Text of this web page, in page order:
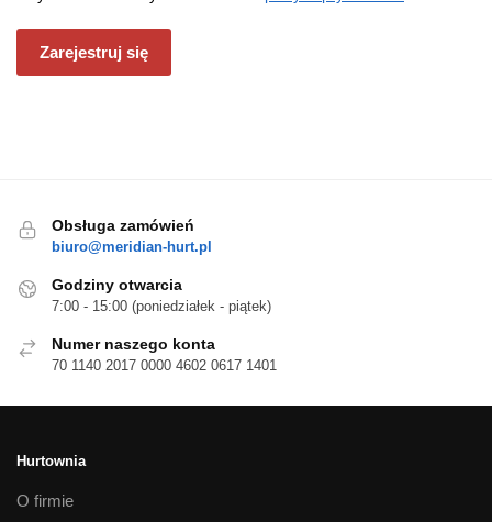
Zarejestruj się
Obsługa zamówień
biuro@meridian-hurt.pl
Godziny otwarcia
7:00 - 15:00 (poniedziałek - piątek)
Numer naszego konta
70 1140 2017 0000 4602 0617 1401
Hurtownia
O firmie